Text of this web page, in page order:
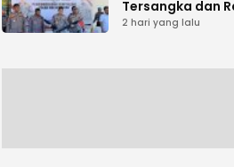
Tersangka dan
Amunisi
2 hari yang lalu